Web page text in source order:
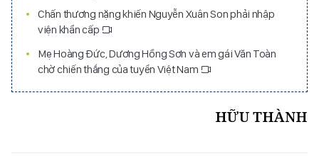
Chấn thương nặng khiến Nguyễn Xuân Son phải nhập
viện khẩn cấp
Mẹ Hoàng Đức, Dương Hồng Sơn và em gái Văn Toàn
chờ chiến thắng của tuyển Việt Nam
HỮU THÀNH